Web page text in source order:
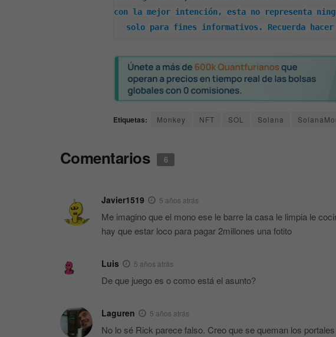
con la mejor intención, esta no representa
solo para fines informativos. Recuerda
Etiquetas: Monkey NFT SOL Solana
Comentarios 6
Javier1519 5 años atrás
Me imagino que el mono ese le barre la casa le limpia le
hay que estar loco para pagar 2millones una fotito
Luis 5 años atrás
De que juego es o como está el asunto?
Laguren 5 años atrás
No lo sé Rick parece falso. Creo que se queman los